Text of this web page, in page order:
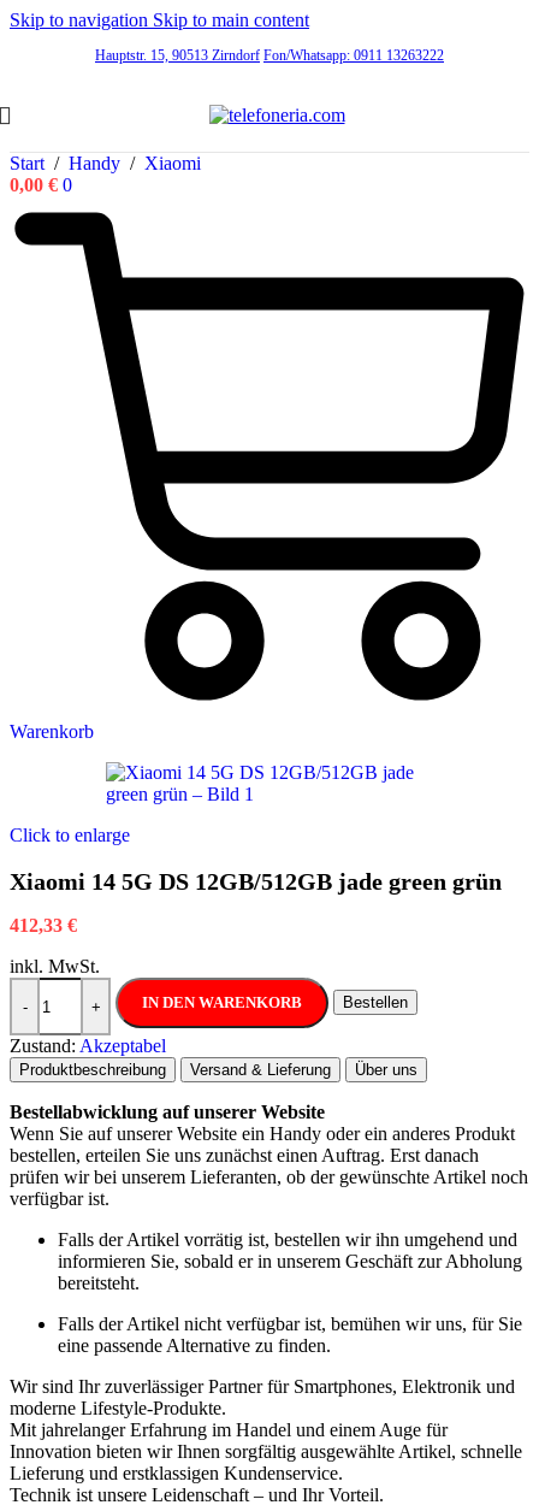
Skip to navigation Skip to main content
Hauptstr. 15, 90513 Zirndorf Fon/Whatsapp: 0911 13263222
Start / Handy / Xiaomi
0,00 € 0
Warenkorb
Click to enlarge
Xiaomi 14 5G DS 12GB/512GB jade green grün
412,33 €
inkl. MwSt.
-
Xiaomi 14 5G DS 12GB/512GB jade green grün Menge
+ IN DEN WARENKORB Bestellen
Zustand: Akzeptabel
Produktbeschreibung Versand & Lieferung Über uns
Bestellabwicklung auf unserer Website
Wenn Sie auf unserer Website ein Handy oder ein anderes Produkt
bestellen, erteilen Sie uns zunächst einen Auftrag. Erst danach
prüfen wir bei unserem Lieferanten, ob der gewünschte Artikel noch
verfügbar ist.
Falls der Artikel vorrätig ist, bestellen wir ihn umgehend und
informieren Sie, sobald er in unserem Geschäft zur Abholung
bereitsteht.
Falls der Artikel nicht verfügbar ist, bemühen wir uns, für Sie
eine passende Alternative zu finden.
Wir sind Ihr zuverlässiger Partner für Smartphones, Elektronik und
moderne Lifestyle-Produkte.
Mit jahrelanger Erfahrung im Handel und einem Auge für
Innovation bieten wir Ihnen sorgfältig ausgewählte Artikel, schnelle
Lieferung und erstklassigen Kundenservice.
Technik ist unsere Leidenschaft – und Ihr Vorteil.